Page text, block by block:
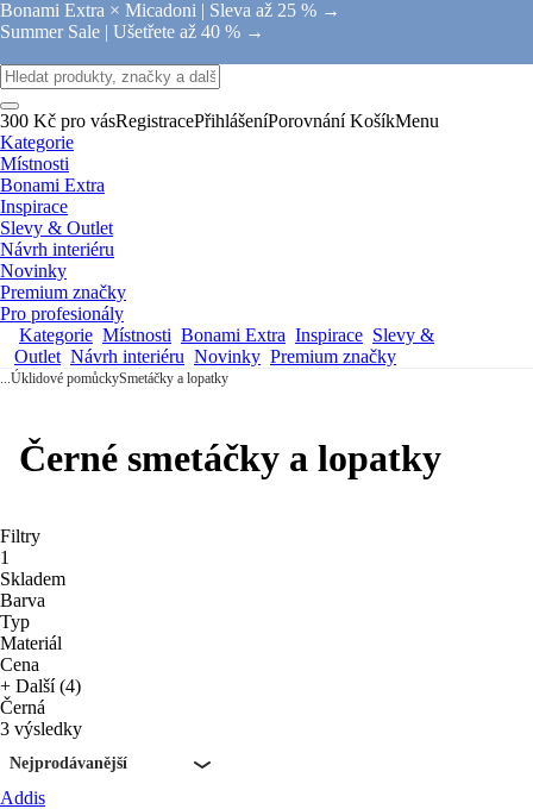
Bonami Extra × Micadoni | Sleva až 25 % →
Summer Sale | Ušetřete až 40 % →
300 Kč pro vásRegistracePřihlášeníPorovnání KošíkMenu
Kategorie
Místnosti
Bonami Extra
Inspirace
Slevy & Outlet
Návrh interiéru
Novinky
Premium značky
Pro profesionály
Kategorie Místnosti Bonami Extra Inspirace Slevy &
Outlet Návrh interiéru Novinky Premium značky
...Úklidové pomůckySmetáčky a lopatky
Černé smetáčky a lopatky
Filtry
1
Skladem
Barva
Typ
Materiál
Cena
+ Další (4)
Černá
3 výsledky
Nejprodávanější
Addis